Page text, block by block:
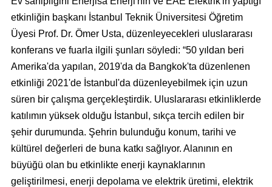
etkinliğin başkanı İstanbul Teknik Üniversitesi Öğretim
Üyesi Prof. Dr. Ömer Usta, düzenleyecekleri uluslararası
konferans ve fuarla ilgili şunları söyledi: “50 yıldan beri
Amerika'da yapılan, 2019'da da Bangkok'ta düzenlenen
etkinliği 2021'de İstanbul'da düzenleyebilmek için uzun
süren bir çalışma gerçekleştirdik. Uluslararası etkinliklerde
katılımın yüksek olduğu İstanbul, sıkça tercih edilen bir
şehir durumunda. Şehrin bulunduğu konum, tarihi ve
kültürel değerleri de buna katkı sağlıyor. Alanının en
büyüğü olan bu etkinlikte enerji kaynaklarının
geliştirilmesi, enerji depolama ve elektrik üretimi, elektrik